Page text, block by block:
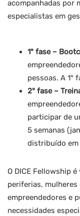
acompanhadas por
especialistas em
1° fase –
pessoas. A 1°
2° fase –
participar de
5 semanas
distribuído em
O DICE Fellowship
periferias,
empreendedores e
necessidades